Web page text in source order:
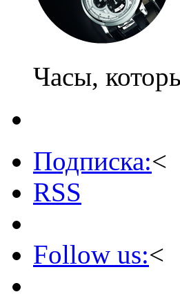
Часы,
Подписка:<
RSS
Follow us:<